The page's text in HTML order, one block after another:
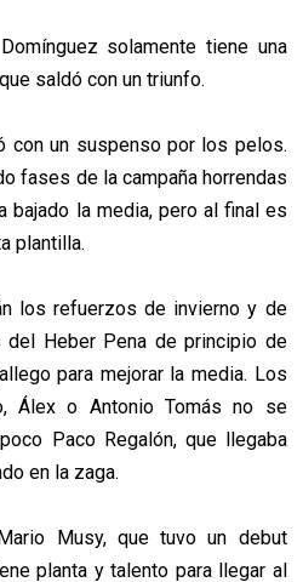
solamente tiene una
saldó con un triunfo.
con un suspenso por los pelos.
fases de la campaña horrendas
bajado la media, pero al final es
plantilla.
los refuerzos de invierno y de
del Heber Pena de principio de
para mejorar la media. Los
Álex o Antonio Tomás no se
Paco Regalón, que llegaba
en la zaga.
Musy, que tuvo un debut
planta y talento para llegar al